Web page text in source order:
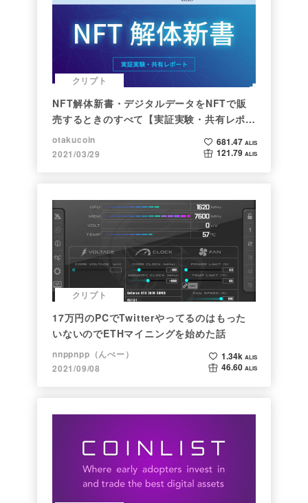
クリプト
NFT解体新書・デジタルデータをNFTで販
売するときのすべて【実証実験・共有レポー
ト】
otakucoin
2021/03/29
681.47 ALIS
121.79 ALIS
クリプト
17万円のPCでTwitterやってるのはもった
いないのでETHマイニングを始めた話
nnppnpp（んぺー）
2021/09/08
1.34k ALIS
46.60 ALIS